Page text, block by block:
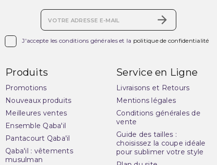
J'accepte les conditions générales et la politique de confidentialité
Produits
Promotions
Nouveaux produits
Meilleures ventes
Ensemble Qaba'il
Pantacourt Qaba'il
Qaba'il : vêtements
musulman
Service en Ligne
Livraisons et Retours
Mentions légales
Conditions générales de
vente
Guide des tailles :
choisissez la coupe idéale
pour sublimer votre style